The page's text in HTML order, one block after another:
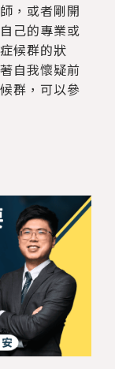
，或者剛開
己的專業或
候群的狀
自我懷疑前
群，可以參